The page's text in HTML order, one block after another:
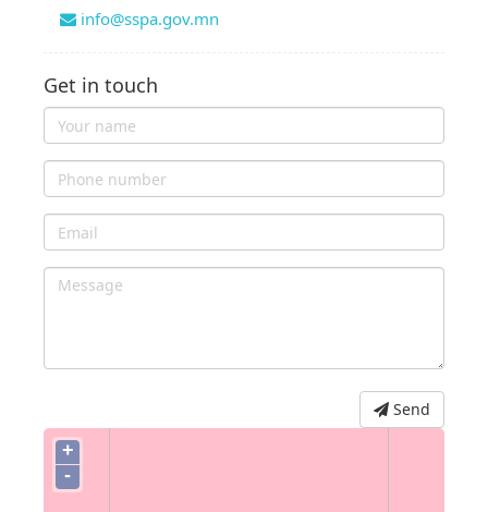
info@sspa.gov.mn
Get in touch
Send
+
-